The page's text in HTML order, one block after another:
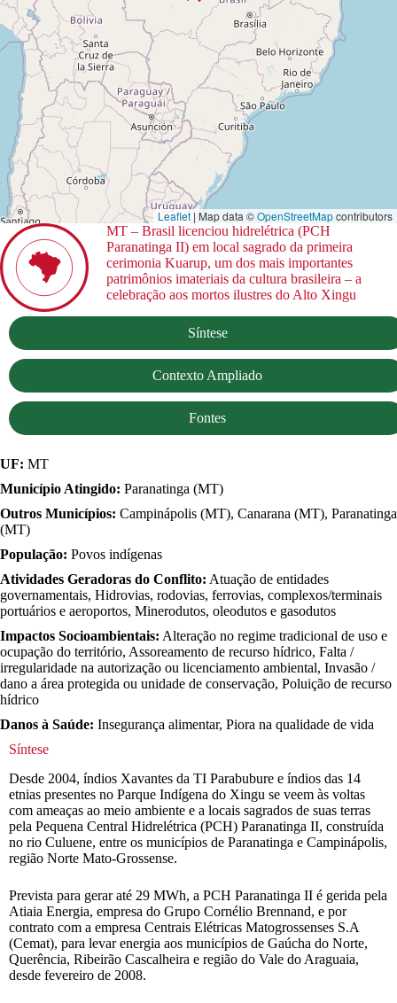
Leaflet | Map data ©OpenStreetMapcontributors
MT – Brasil licenciou hidrelétrica (PCH
Paranatinga II) em local sagrado da primeira
cerimonia Kuarup, um dos mais importantes
patrimônios imateriais da cultura brasileira – a
celebração aos mortos ilustres do Alto Xingu
Síntese
Contexto Ampliado
Fontes
UF: MT
Município Atingido: Paranatinga (MT)
Outros Municípios: Campinápolis (MT), Canarana (MT), Paranatinga
(MT)
População: Povos indígenas
Atividades Geradoras do Conflito: Atuação de entidades
governamentais, Hidrovias, rodovias, ferrovias, complexos/terminais
portuários e aeroportos, Minerodutos, oleodutos e gasodutos
Impactos Socioambientais: Alteração no regime tradicional de uso e
ocupação do território, Assoreamento de recurso hídrico, Falta /
irregularidade na autorização ou licenciamento ambiental, Invasão /
dano a área protegida ou unidade de conservação, Poluição de recurso
hídrico
Danos à Saúde: Insegurança alimentar, Piora na qualidade de vida
Síntese
Desde 2004, índios Xavantes da TI Parabubure e índios das 14
etnias presentes no Parque Indígena do Xingu se veem às voltas
com ameaças ao meio ambiente e a locais sagrados de suas terras
pela Pequena Central Hidrelétrica (PCH) Paranatinga II, construída
no rio Culuene, entre os municípios de Paranatinga e Campinápolis,
região Norte Mato-Grossense.
Prevista para gerar até 29 MWh, a PCH Paranatinga II é gerida pela
Atiaia Energia, empresa do Grupo Cornélio Brennand, e por
contrato com a empresa Centrais Elétricas Matogrossenses S.A
(Cemat), para levar energia aos municípios de Gaúcha do Norte,
Querência, Ribeirão Cascalheira e região do Vale do Araguaia,
desde fevereiro de 2008.